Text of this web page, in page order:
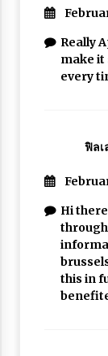
Really
make it
every
ฟิลเ
Hi
this in